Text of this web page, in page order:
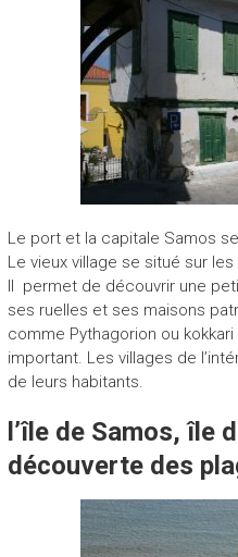
Le port et la capitale Samos
Le vieux village se situé sur
Il permet de découvrir une
ses ruelles et ses maisons
comme Pythagorion ou
important. Les villages de
de leurs habitants.
l’île de Samos, île
découverte des